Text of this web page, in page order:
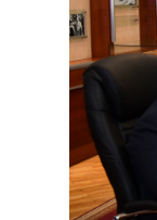
Pedaqogika
Regionlar
Qəzetin PDF arxivi
İctimai şura